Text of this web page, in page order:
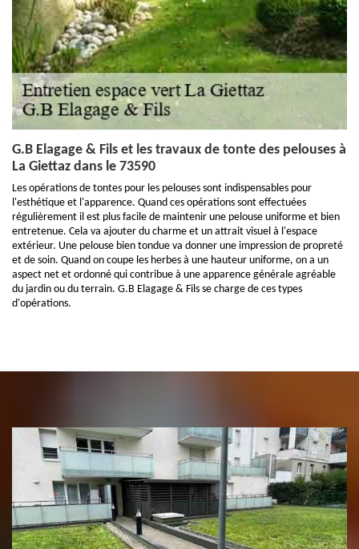
G.B Elagage & Fils et les travaux de tonte des pelouses à
La Giettaz dans le 73590
Les opérations de tontes pour les pelouses sont indispensables pour
l'esthétique et l'apparence. Quand ces opérations sont effectuées
régulièrement il est plus facile de maintenir une pelouse uniforme et bien
entretenue. Cela va ajouter du charme et un attrait visuel à l'espace
extérieur. Une pelouse bien tondue va donner une impression de propreté
et de soin. Quand on coupe les herbes à une hauteur uniforme, on a un
aspect net et ordonné qui contribue à une apparence générale agréable
du jardin ou du terrain. G.B Elagage & Fils se charge de ces types
d'opérations.